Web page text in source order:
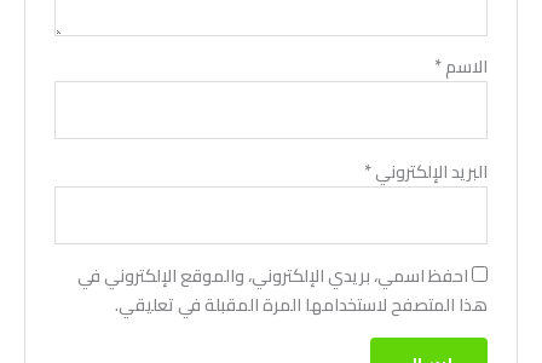
الاسم*
البريد الإلكتروني*
احفظ اسمي، بريدي الإلكتروني، والموقع الإلكتروني في
هذا المتصفح لاستخدامها المرة المقبلة في تعليقي.